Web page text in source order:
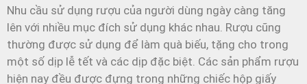
Nhu cầu sử dụng rượu của người dùng ngày càng tăng
lên với nhiều mục đích sử dụng khác nhau. Rượu cũng
thường được sử dụng để làm quà biếu, tặng cho trong
một số dịp lễ tết và các dịp đặc biệt. Các sản phẩm rượu
hiện nay đều được đựng trong những chiếc hộp giấy